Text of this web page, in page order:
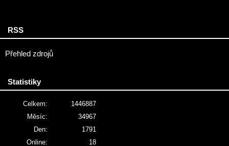
RSS
Přehled zdrojů
Statistiky
Online: 18
Celkem:
1446887
Měsíc:
34967
Den:
1791